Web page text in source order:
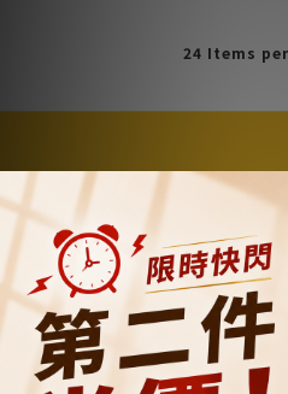
24 Items
關於我們
品牌故事
商店簡介
隱私權及網站使用條款
購物說明